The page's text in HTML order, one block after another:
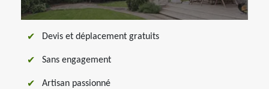
Devis et déplacement gratuits
Sans engagement
Artisan passionné